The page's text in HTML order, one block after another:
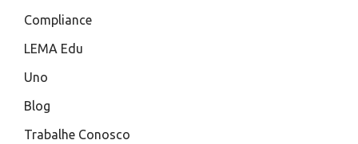
Compliance
LEMA Edu
Uno
Blog
Trabalhe Conosco